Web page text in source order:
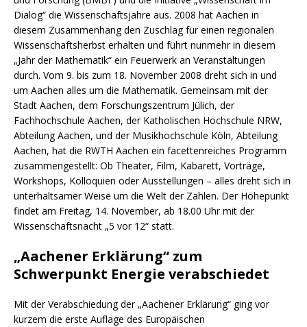
Dialog“ die Wissenschaftsjahre aus. 2008 hat Aachen in
diesem Zusammenhang den Zuschlag für einen regionalen
Wissenschaftsherbst erhalten und führt nunmehr in diesem
„Jahr der Mathematik“ ein Feuerwerk an Veranstaltungen
durch. Vom 9. bis zum 18. November 2008 dreht sich in und
um Aachen alles um die Mathematik. Gemeinsam mit der
Stadt Aachen, dem Forschungszentrum Jülich, der
Fachhochschule Aachen, der Katholischen Hochschule NRW,
Abteilung Aachen, und der Musikhochschule Köln, Abteilung
Aachen, hat die RWTH Aachen ein facettenreiches Programm
zusammengestellt: Ob Theater, Film, Kabarett, Vorträge,
Workshops, Kolloquien oder Ausstellungen – alles dreht sich in
unterhaltsamer Weise um die Welt der Zahlen. Der Höhepunkt
findet am Freitag, 14. November, ab 18.00 Uhr mit der
Wissenschaftsnacht „5 vor 12“ statt.
„Aachener Erklärung“ zum
Schwerpunkt Energie verabschiedet
Mit der Verabschiedung der „Aachener Erklärung“ ging vor
kurzem die erste Auflage des Europäischen